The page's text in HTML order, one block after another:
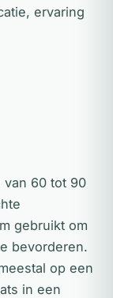
ervaring
van 60 tot 90
gebruikt om
bevorderen.
op een
in een